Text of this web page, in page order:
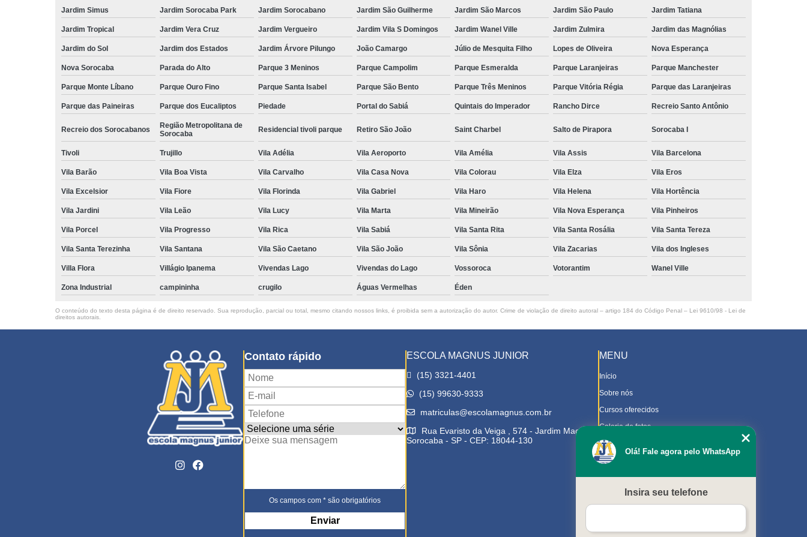
Jardim Simus Jardim Sorocaba Park Jardim Sorocabano Jardim São Guilherme Jardim São Marcos Jardim São Paulo Jardim Tatiana
Jardim Tropical Jardim Vera Cruz Jardim Vergueiro Jardim Vila S Domingos Jardim Wanel Ville Jardim Zulmira Jardim das Magnólias
Jardim do Sol Jardim dos Estados Jardim Árvore Pilungo João Camargo Júlio de Mesquita Filho Lopes de Oliveira Nova Esperança
Nova Sorocaba Parada do Alto Parque 3 Meninos Parque Campolim Parque Esmeralda Parque Laranjeiras Parque Manchester
Parque Monte Líbano Parque Ouro Fino Parque Santa Isabel Parque São Bento Parque Três Meninos Parque Vitória Régia Parque das Laranjeiras
Parque das Paineiras Parque dos Eucaliptos Piedade Portal do Sabiá Quintais do Imperador Rancho Dirce Recreio Santo Antônio
Recreio dos Sorocabanos
Região Metropolitana de
Sorocaba
Residencial tivoli parque Retiro São João Saint Charbel Salto de Pirapora Sorocaba I
Tivoli Trujillo Vila Adélia Vila Aeroporto Vila Amélia Vila Assis Vila Barcelona
Vila Barão Vila Boa Vista Vila Carvalho Vila Casa Nova Vila Colorau Vila Elza Vila Eros
Vila Excelsior Vila Fiore Vila Florinda Vila Gabriel Vila Haro Vila Helena Vila Hortência
Vila Jardini Vila Leão Vila Lucy Vila Marta Vila Mineirão Vila Nova Esperança Vila Pinheiros
Vila Porcel Vila Progresso Vila Rica Vila Sabiá Vila Santa Rita Vila Santa Rosália Vila Santa Tereza
Vila Santa Terezinha Vila Santana Vila São Caetano Vila São João Vila Sônia Vila Zacarias Vila dos Ingleses
Villa Flora Villágio Ipanema Vivendas Lago Vivendas do Lago Vossoroca Votorantim Wanel Ville
Zona Industrial campininha crugilo Águas Vermelhas Éden
O conteúdo do texto desta página é de direito reservado. Sua reprodução, parcial ou total, mesmo citando nossos links, é proibida sem a autorização do autor. Crime de violação de direito autoral – artigo 184 do Código Penal – Lei 9610/98 - Lei de
direitos autorais
Contato rápido
Os campos com * são obrigatórios
ESCOLA MAGNUS JUNIOR
(15) 3321-4401
(15) 99630-9333
matriculas@escolamagnus.com.br
Rua Evaristo da Veiga , 574 - Jardim Magnolia
Sorocaba - SP - CEP: 18044-130
MENU
Início
Sobre nós
Cursos oferecidos
Galeria de fotos
Contato
Trabalhe Conosco
Downloads
Olá! Fale agora pelo WhatsApp
Insira seu telefone